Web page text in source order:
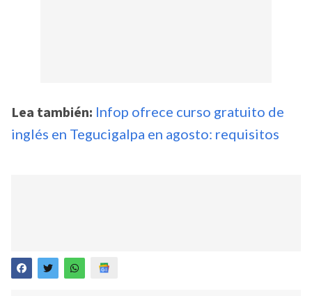
Lea también: Infop ofrece curso gratuito de
inglés en Tegucigalpa en agosto: requisitos